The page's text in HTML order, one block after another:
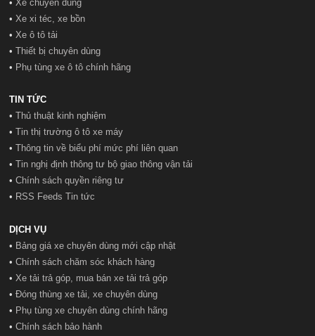
•Xe chuyên dùng
•Xe xi téc, xe bồn
•Xe ô tô tải
•Thiết bị chuyên dùng
• Phụ tùng xe ô tô chính hãng
TIN TỨC
•Thủ thuật kinh nghiệm
•Tin thị trường ô tô xe máy
•Thông tin về biểu phí mức phí liên quan
•Tin nghị định thông tư bộ giao thông vận tải
•Chính sách quyền riêng tư
• RSS Feeds Tin tức
DỊCH VỤ
• Bảng giá xe chuyên dùng mới cập nhật
•Chính sách chăm sóc khách hàng
•Xe tải trả góp, mua bán xe tải trả góp
•Đóng thùng xe tải, xe chuyên dùng
• Phụ tùng xe chuyên dùng chính hãng
•Chính sách bảo hành